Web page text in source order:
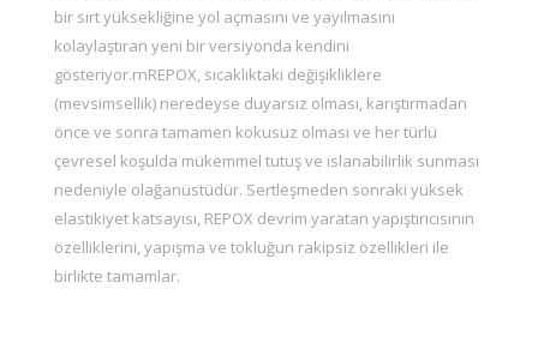
bir sırt yüksekliğine yol açmasını ve yayılmasını
kolaylaştıran yeni bir versiyonda kendini
gösteriyor.rnREPOX, sıcaklıktaki değişikliklere
(mevsimsellik) neredeyse duyarsız olması, karıştırmadan
önce ve sonra tamamen kokusuz olması ve her türlü
çevresel koşulda mükemmel tutuş ve ıslanabilirlik sunması
nedeniyle olağanüstüdür. Sertleşmeden sonraki yüksek
elastikiyet katsayısı, REPOX devrim yaratan yapıştırıcısının
özelliklerini, yapışma ve tokluğun rakipsiz özellikleri ile
birlikte tamamlar.